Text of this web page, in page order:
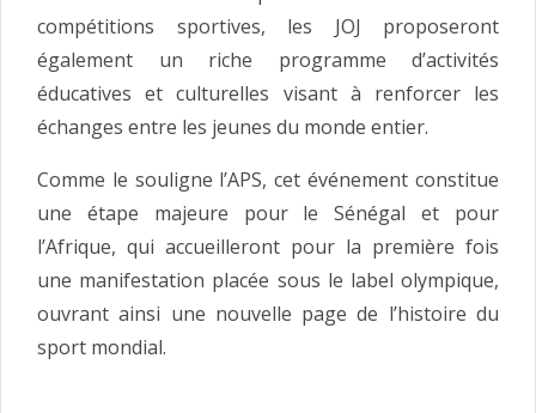
compétitions sportives, les JOJ proposeront
également un riche programme d’activités
éducatives et culturelles visant à renforcer les
échanges entre les jeunes du monde entier.
Comme le souligne l’APS, cet événement constitue
une étape majeure pour le Sénégal et pour
l’Afrique, qui accueilleront pour la première fois
une manifestation placée sous le label olympique,
ouvrant ainsi une nouvelle page de l’histoire du
sport mondial.